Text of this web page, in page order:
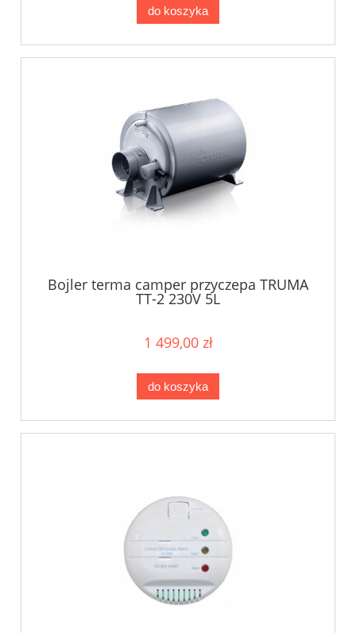
do koszyka
Bojler terma camper przyczepa TRUMA
TT-2 230V 5L
1 499,00 zł
do koszyka